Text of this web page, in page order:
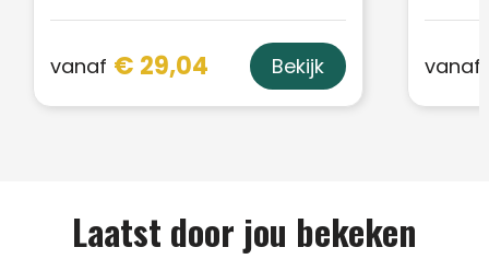
vanaf € 29,04 Bekijk vanaf
Laatst door jou bekeken